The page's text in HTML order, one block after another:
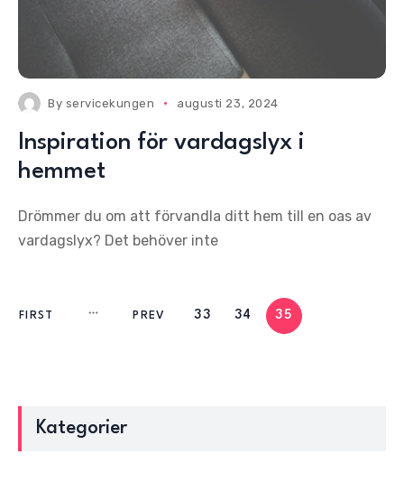
By servicekungen augusti 23, 2024
Inspiration för vardagslyx i
hemmet
Drömmer du om att förvandla ditt hem till en oas av
vardagslyx? Det behöver inte
FIRST PREV 33 34 35
Kategorier